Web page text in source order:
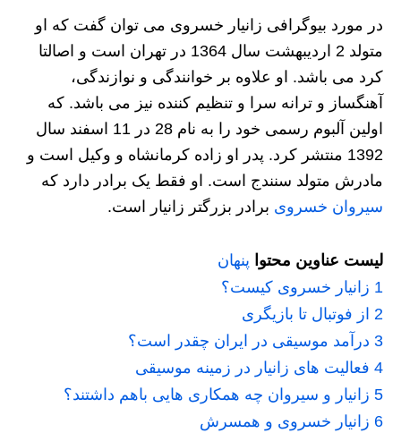
در مورد بیوگرافی زانیار خسروی می توان گفت که او
متولد 2 اردیبهشت سال 1364 در تهران است و اصالتا
کرد می باشد. او علاوه بر خوانندگی و نوازندگی،
آهنگساز و ترانه سرا و تنظیم کننده نیز می باشد. که
اولین آلبوم رسمی خود را به نام 28 در 11 اسفند سال
1392 منتشر کرد. پدر او زاده کرمانشاه و وکیل است و
مادرش متولد سنندج است. او فقط یک برادر دارد که
سیروان خسروی برادر بزرگتر زانیار است.
لیست عناوین محتوا پنهان
1 زانیار خسروی کیست؟
2 از فوتبال تا بازیگری
3 درآمد موسیقی در ایران چقدر است؟
4 فعالیت های زانیار در زمینه موسیقی
5 زانیار و سیروان چه همکاری هایی باهم داشتند؟
6 زانیار خسروی و همسرش